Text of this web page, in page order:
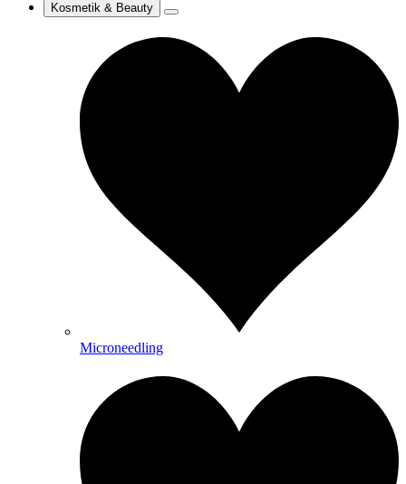
Kosmetik & Beauty
Microneedling